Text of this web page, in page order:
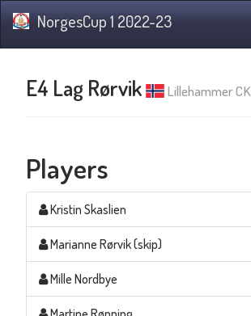
NorgesCup 1 2022-23
E4 Lag Rørvik Lillehammer CK
Players
Kristin Skaslien
Marianne Rørvik (skip)
Mille Nordbye